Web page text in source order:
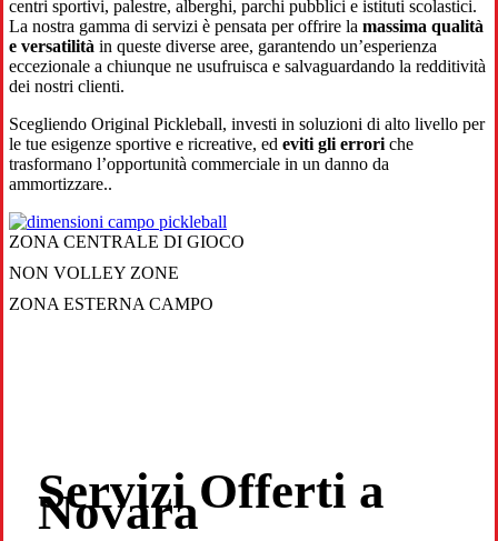
centri sportivi, palestre, alberghi, parchi pubblici e istituti scolastici.
La nostra gamma di servizi è pensata per offrire la massima qualità
e versatilità in queste diverse aree, garantendo un’esperienza
eccezionale a chiunque ne usufruisca e salvaguardando la redditività
dei nostri clienti.
Scegliendo Original Pickleball, investi in soluzioni di alto livello per
le tue esigenze sportive e ricreative, ed eviti gli errori che
trasformano l’opportunità commerciale in un danno da
ammortizzare..
ZONA CENTRALE DI GIOCO
NON VOLLEY ZONE
ZONA ESTERNA CAMPO
Servizi Offerti a
Novara